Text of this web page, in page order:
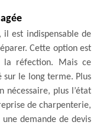
il est indispensable de
Cette option est
la réfection. Mais ce
sur le long terme. Plus
nécessaire, plus l’état
de charpenterie,
demande de devis